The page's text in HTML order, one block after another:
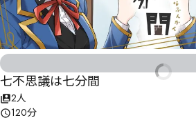
七不思議は七分間
2人
120分